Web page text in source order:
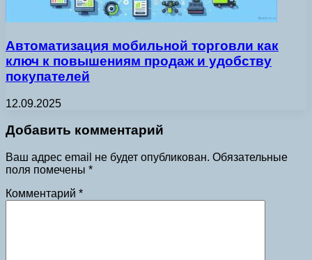
Автоматизация мобильной торговли как
ключ к повышениям продаж и удобству
покупателей
12.09.2025
Добавить комментарий
Ваш адрес email не будет опубликован. Обязательные
поля помечены *
Комментарий *